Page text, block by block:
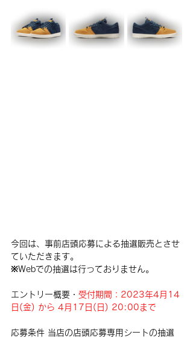
今回は、事前店頭応募による抽選販売とさせ
ていただきます。
※Webでの抽選は行っておりません。
エントリー概要・ 受付期間：2023年4月14
日(金) から 4月17日(日) 20:00まで
応募条件 当店の店頭応募専用シートの抽選